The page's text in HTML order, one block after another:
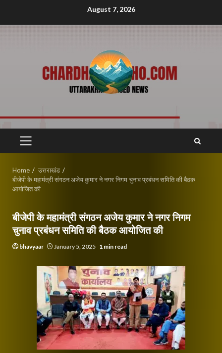
August 7, 2026
PRIMARY
Home
उत्तराखंड
बीजेपी के महामंत्री संगठन अजेय कुमार ने नगर निगम चुनाव प्रबंधन समिति की बैठक
आयोजित की
बीजेपी के महामंत्री संगठन अजेय कुमार ने नगर निगम
चुनाव प्रबंधन समिति की बैठक आयोजित की
bhavyaar January 5, 2025 1 min read